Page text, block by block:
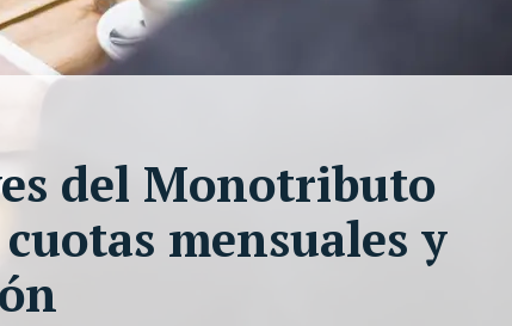
del Monotributo
mensuales y